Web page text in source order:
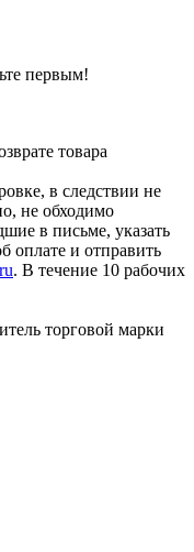
первым!
товара
в следствии не
не обходимо
в письме, указать
оплате и отправить
. В течение 10 рабочих
торговой марки